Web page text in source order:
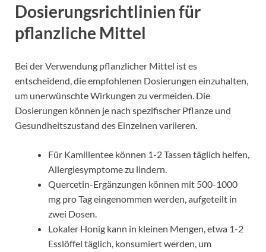
Dosierungsrichtlinien für
pflanzliche Mittel
Bei der Verwendung pflanzlicher Mittel ist es
entscheidend, die empfohlenen Dosierungen einzuhalten,
um unerwünschte Wirkungen zu vermeiden. Die
Dosierungen können je nach spezifischer Pflanze und
Gesundheitszustand des Einzelnen variieren.
Für Kamillentee können 1-2 Tassen täglich helfen,
Allergiesymptome zu lindern.
Quercetin-Ergänzungen können mit 500-1000
mg pro Tag eingenommen werden, aufgeteilt in
zwei Dosen.
Lokaler Honig kann in kleinen Mengen, etwa 1-2
Esslöffel täglich, konsumiert werden, um